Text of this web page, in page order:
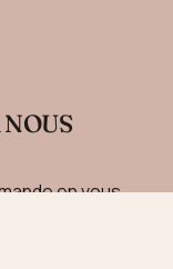
en vous